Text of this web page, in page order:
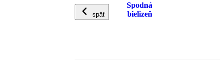
späť
Spodná
bielizeň